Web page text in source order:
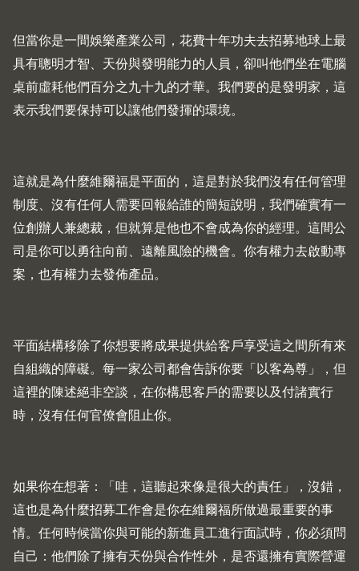
但當你是一間娛樂產業公司，花費十年功夫去招募地球上最
具有聰明才智、天份與發明能力的人員，卻叫他們坐在電腦
桌前虛耗他們百分之九十九的才華。我們要的是發明家，這
表示我們要保持可以讓他們發揮的環境。
這就是為什麼維爾福是平面的，這是對於我們沒有任何管理
制度、沒有任何人需要回報給誰的簡短說明，我們確實有一
位創辦人兼總裁，但就算是他也不會成為你的經理。這間公
司是你可以勇往向前、遠離風險的機會。你有權力去啟動專
案，也有權力去發佈產品。
平面結構移除了你想要將成果提供給客戶享受這之間所有來
自組織的障礙。每一家公司都會告訴你要「以客為尊」，但
這裡的陳述絕非空談，在你構思客戶的需要以及付諸實行
時，沒有任何官僚會阻止你。
如果你在想著：「哇，這聽起來像是很大的責任」，沒錯，
這也是為什麼招募工作會是你在維爾福所做過最重要的事
情。任何時候當你與可能的新進員工進行面試時，你必須問
自己：他們除了擁有天份與合作性外，是否還擁有實際營運